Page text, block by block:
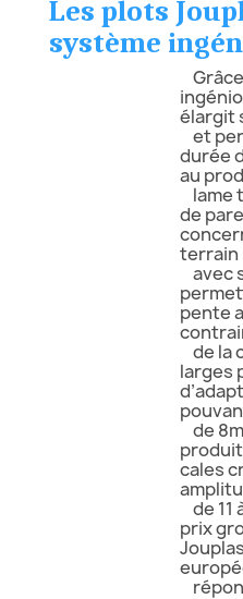
Les plots
système
élargit
et
durée
au
lame
de
terrain
avec
pente
de la
larges
de
cales
de 11
prix